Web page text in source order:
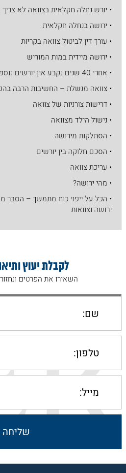
• יורש נחלה חקלאית בצוואה לא
• ירושה בנחלה חקלאית
• עורך דין לביטול צוואה בקריות
• ירושה מיידית במות המוריש
• אחרי 40 שנים נקבע אין יורשים נוספים
• צוואה מנשלת – החשיבות הרבה
• דרישות צורניות של צוואה
• נישול הילד מצוואה
• הסתלקות מירושה
• הסכם חלוקה בין יורשים
• עריכת צוואה
• מהי ירושה?
• הכל על ​ייפוי כוח מתמשך – הסבר
ירושה וצוואות
לקבלת יעוץ
השאירו את הפרטים